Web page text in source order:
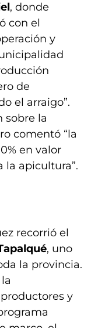
, donde
con el
y
de
el arraigo”.
sobre la
comentó “la
en valor
la apicultura”.
recorrió el
, uno
la provincia.
y